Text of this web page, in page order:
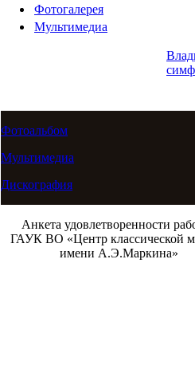
Фотогалерея
Мультимедиа
Фотоальбом
Мультимедиа
Дискография
Анкета удовлетворенности
ГАУК ВО «Центр классической
имени А.Э.Маркина»